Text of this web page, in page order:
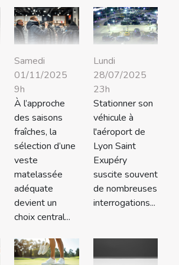
Samedi
01/11/2025
9h
À l’approche
des saisons
fraîches, la
sélection d’une
veste
matelassée
adéquate
devient un
choix central...
Lundi
28/07/2025
23h
Stationner son
véhicule à
l'aéroport de
Lyon Saint
Exupéry
suscite souvent
de nombreuses
interrogations...